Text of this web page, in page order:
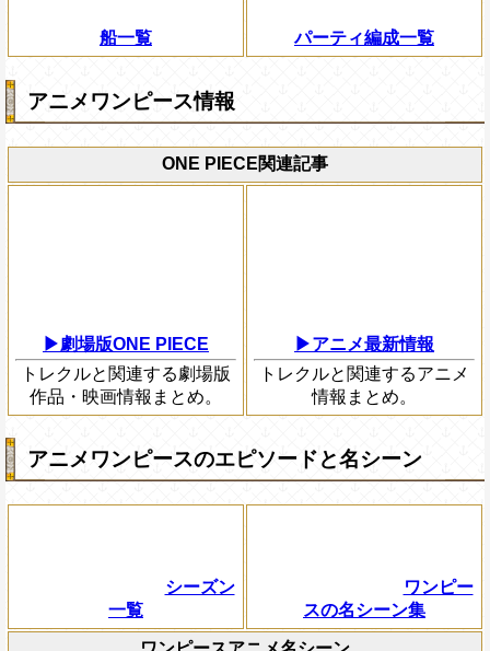
船一覧 パーティ編成一覧
アニメワンピース情報
ONE PIECE関連記事
▶劇場版ONE PIECE
トレクルと関連する劇場版
作品・映画情報まとめ。
▶アニメ最新情報
トレクルと関連するアニメ
情報まとめ。
アニメワンピースのエピソードと名シーン
シーズン
一覧
ワンピー
スの名シーン集